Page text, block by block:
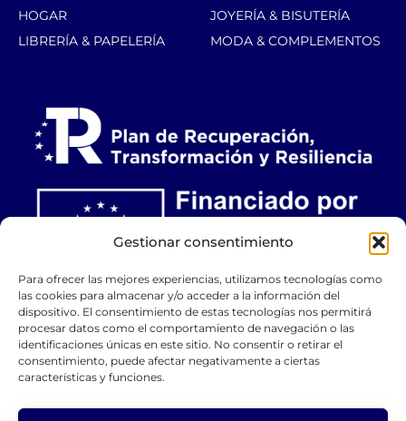
Gestionar consentimiento
Para ofrecer las mejores experiencias, utilizamos tecnologías como
las cookies para almacenar y/o acceder a la información del
dispositivo. El consentimiento de estas tecnologías nos permitirá
procesar datos como el comportamiento de navegación o las
identificaciones únicas en este sitio. No consentir o retirar el
consentimiento, puede afectar negativamente a ciertas
características y funciones.
HOGAR
JOYERÍA & BISUTERÍA
LIBRERÍA & PAPELERÍA
MODA & COMPLEMENTOS